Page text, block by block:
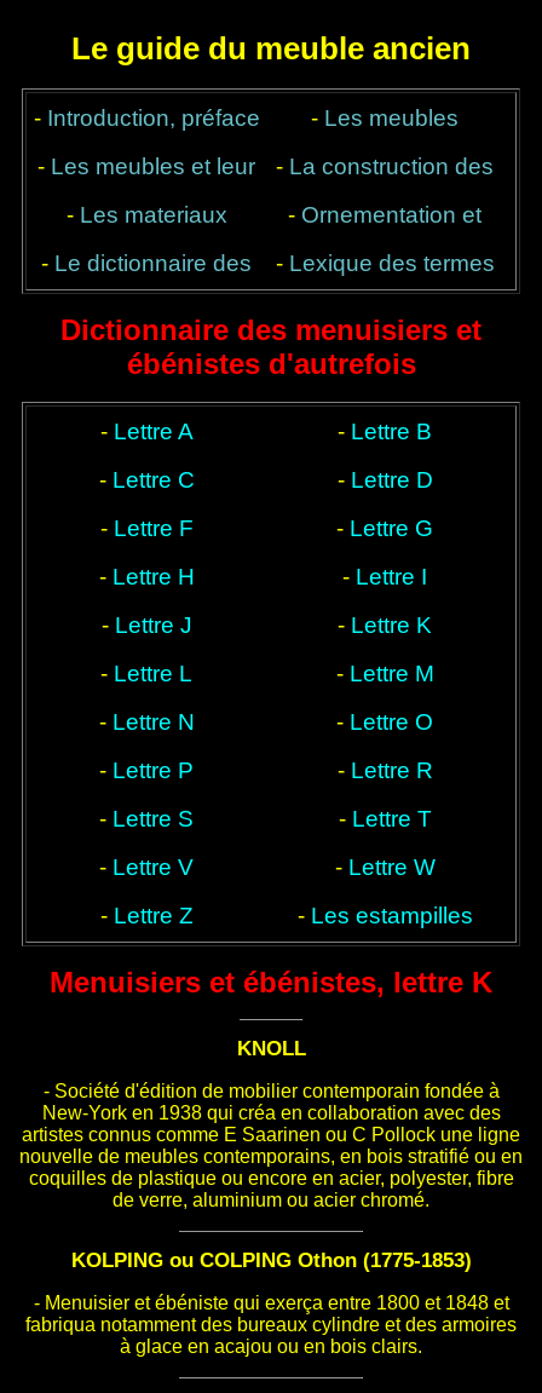
Le guide du meuble ancien
- Introduction, préface - Les meubles
anciens, une valeur
refuge
- Les meubles et leur
destination
- La construction des
meubles
- Les materiaux
utilisés
- Ornementation et
décor, du style et des
- Le dictionnaire des
ébénistes
- Lexique des termes
Dictionnaire des menuisiers et
ébénistes d'autrefois
- Lettre A - Lettre B
- Lettre C - Lettre D
- Lettre F - Lettre G
- Lettre H - Lettre I
- Lettre J - Lettre K
- Lettre L - Lettre M
- Lettre N - Lettre O
- Lettre P - Lettre R
- Lettre S - Lettre T
- Lettre V - Lettre W
- Lettre Z - Les estampilles
Menuisiers et ébénistes, lettre K
KNOLL
- Société d'édition de mobilier contemporain fondée à
New-York en 1938 qui créa en collaboration avec des
artistes connus comme E Saarinen ou C Pollock une ligne
nouvelle de meubles contemporains, en bois stratifié ou en
coquilles de plastique ou encore en acier, polyester, fibre
de verre, aluminium ou acier chromé.
KOLPING ou COLPING Othon (1775-1853)
- Menuisier et ébéniste qui exerça entre 1800 et 1848 et
fabriqua notamment des bureaux cylindre et des armoires
à glace en acajou ou en bois clairs.